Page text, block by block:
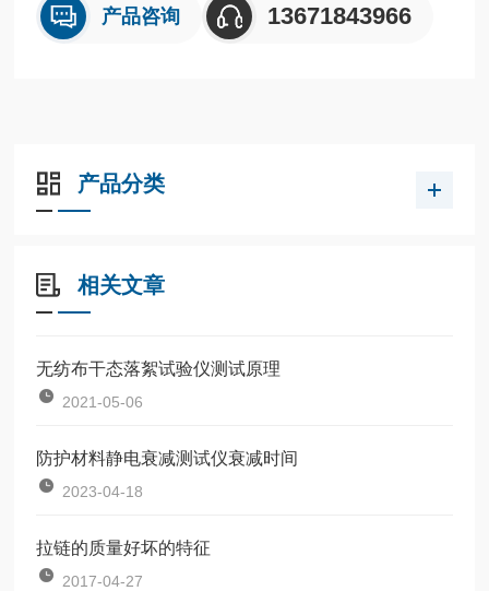
产品咨询 13671843966
产品分类
相关文章
无纺布干态落絮试验仪测试原理
2021-05-06
防护材料静电衰减测试仪衰减时间
2023-04-18
拉链的质量好坏的特征
2017-04-27